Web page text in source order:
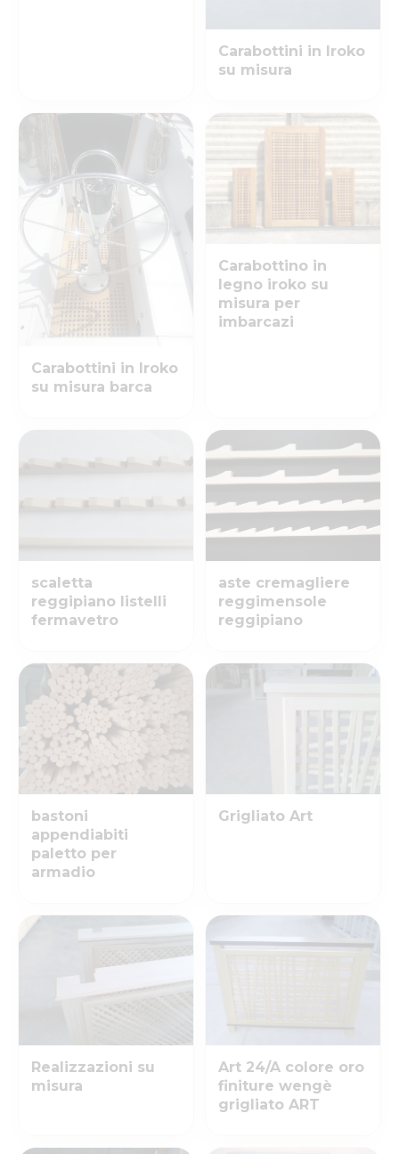
Carabottini in Iroko
su misura
Carabottini in Iroko
su misura barca
Carabottino in
legno iroko su
misura per
imbarcazi
scaletta
reggipiano listelli
fermavetro
aste cremagliere
reggimensole
reggipiano
bastoni
appendiabiti
paletto per
armadio
Grigliato Art
Realizzazioni su
misura
Art 24/A colore oro
finiture wengè
grigliato ART